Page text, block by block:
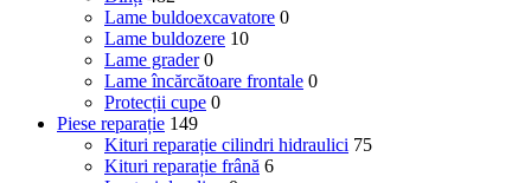
Lame buldoexcavatore 0
Lame buldozere 10
Lame grader 0
Lame încărcătoare frontale 0
Protecții cupe 0
Piese reparație 149
Kituri reparație cilindri hidraulici 75
Kituri reparație frână 6